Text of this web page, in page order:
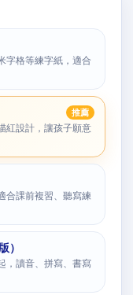
字格等練字紙，適合
推薦
紅設計，讓孩子願意
合課前複習、聽寫練
）
，讀音、拼寫、書寫